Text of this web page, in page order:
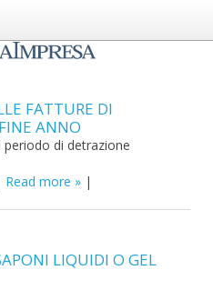
FATTURE DI
ANNO
di detrazione
Read more |
LIQUIDI O GEL